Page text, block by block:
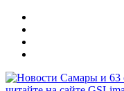
Меню